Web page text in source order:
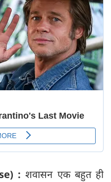
:शवासन एक बहुत ही